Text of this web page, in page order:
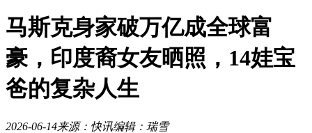
马斯克身家破万亿成全球富
豪，印度裔女友晒照，14娃宝
爸的复杂人生
2026-06-14来源：快讯编辑：瑞雪